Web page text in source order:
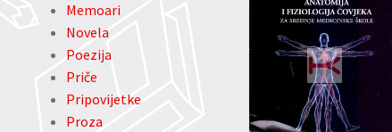
Memoari
Novela
Poezija
Priče
Pripovijetke
Proza